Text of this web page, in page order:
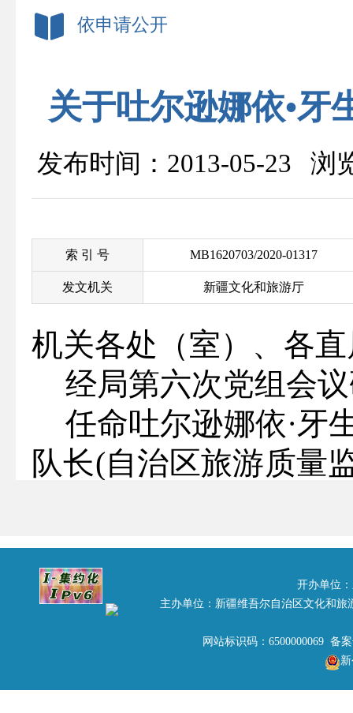
依申请公开
关于吐尔逊娜依•牙
发布时间：2013-05-23 浏
索 引 号 MB1620703/2020-01317
发文机关 新疆文化和旅游厅
机关各处（室）、各
经局第六次党组会
任命吐尔逊娜依·牙
队长(自治区旅游质量
任命雷延坤同志为
旅游质量监督管理所
室副主任职务。
上述人员任职时间自
特此通知。
开办单位
主办单位：新疆维吾尔自治区文化和
网站标识码：6500000069 备